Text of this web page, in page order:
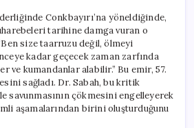
Conkbayırı’na yöneldiğinde,
tarihine damga vuran o
size taarruzu değil, ölmeyi
kadar geçecek zaman zarfında
ve kumandanlar alabilir.” Bu emir, 57.
sağladı. Dr. Sabah, bu kritik
savunmasının çökmesini engelleyerek
aşamalarından birini oluşturduğunu